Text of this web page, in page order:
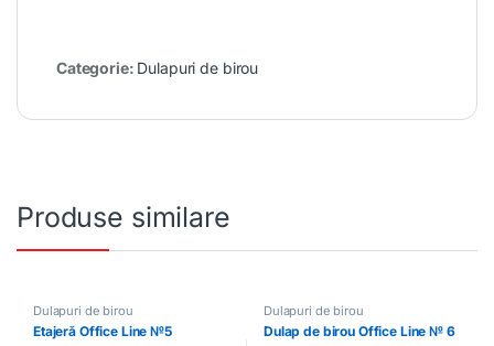
Categorie: Dulapuri de birou
Produse similare
Dulapuri de birou
Etajeră Office Line №5
Dulapuri de birou
Dulap de birou Office Line № 6